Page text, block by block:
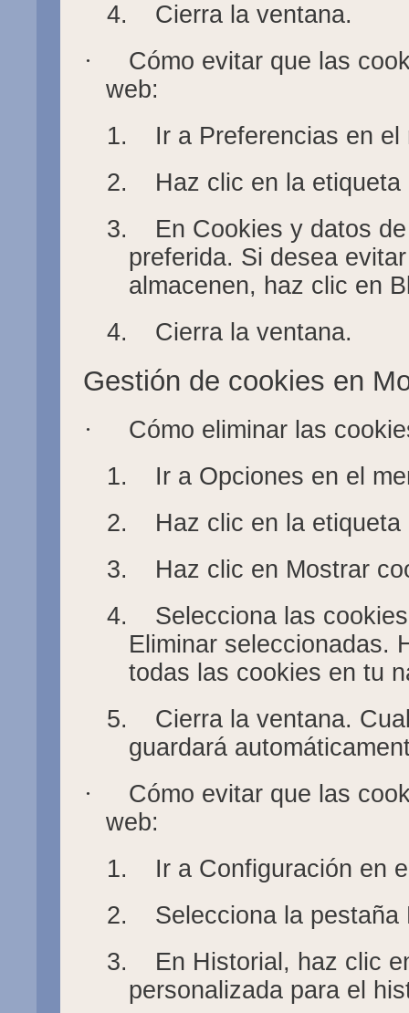
4.
Cierra la ventana.
·
Cómo evitar que las
web:
1.
Ir a Preferencias en
2.
Haz clic en la etiqueta
3.
En Cookies y datos
preferida. Si desea
almacenen, haz clic en
4.
Cierra la ventana.
Gestión de cookies en
·
Cómo eliminar las
1.
Ir a Opciones en el
2.
Haz clic en la etiqueta
3.
Haz clic en Mostrar
4.
Selecciona las
Eliminar seleccionadas.
todas las cookies en tu
5.
Cierra la ventana.
guardará
·
Cómo evitar que las
web:
1.
Ir a Configuración en
2.
Selecciona la pestaña
3.
En Historial, haz clic
personalizada para el